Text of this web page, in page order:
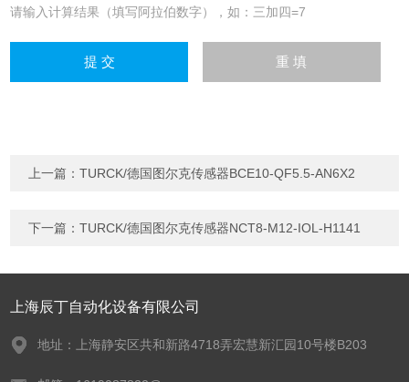
请输入计算结果（填写阿拉伯数字），如：三加四=7
上一篇：TURCK/德国图尔克传感器BCE10-QF5.5-AN6X2
下一篇：TURCK/德国图尔克传感器NCT8-M12-IOL-H1141
上海辰丁自动化设备有限公司
地址：上海静安区共和新路4718弄宏慧新汇园10号楼B203